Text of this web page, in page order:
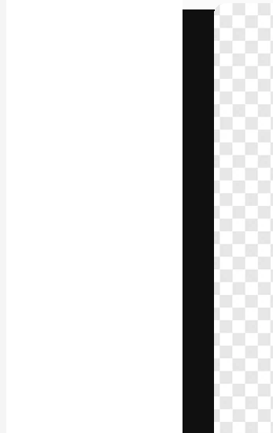
動画
アイコン
3D モデル
フォント